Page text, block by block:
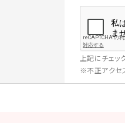
上記にチェッ
※不正アクセ